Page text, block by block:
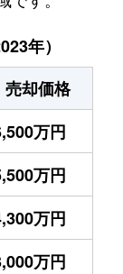
年）
売却価格
万円
万円
万円
万円